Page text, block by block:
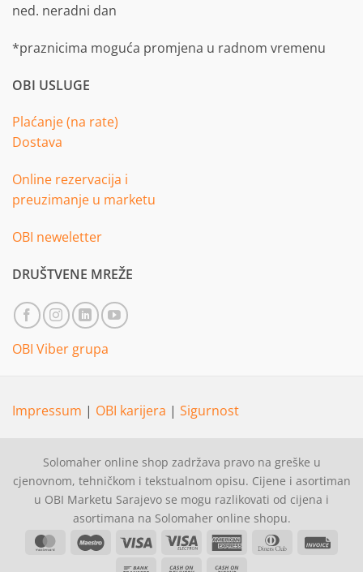
ned. neradni dan
*praznicima moguća promjena u radnom vremenu
OBI USLUGE
Plaćanje (na rate)
Dostava
Online rezervacija i
preuzimanje u marketu
OBI neweletter
DRUŠTVENE MREŽE
OBI Viber grupa
Impressum | OBI karijera | Sigurnost
Solomaher online shop zadržava pravo na greške u
cjenovnom, tehničkom i tekstualnom opisu. Cijene i asortiman
u OBI Marketu Sarajevo se mogu razlikovati od cijena i
asortimana na Solomaher online shopu.
MasterCardMaestro Visa
Visa
American Dinners
Bank
Cash